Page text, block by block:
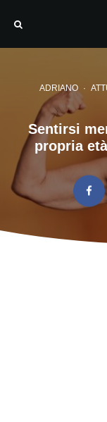
ADRIANO ·
Sentirsi
propria